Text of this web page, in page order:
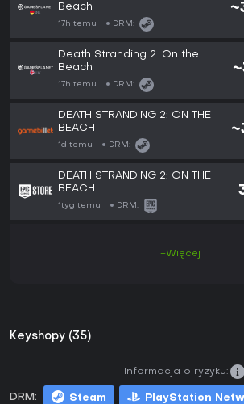
Beach
17h temu DRM:
Death Stranding 2: On the
Beach
17h temu DRM:
DEATH STRANDING 2: ON THE
BEACH
1d temu DRM:
DEATH STRANDING 2: ON THE
BEACH
1tyg temu DRM:
+Więcej
Keyshopy (35)
DRM: Steam PlayStation
Informacja o ryzyku: